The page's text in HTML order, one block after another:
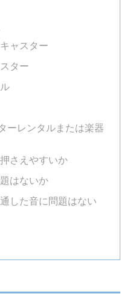
ャスター
ター
ーレンタルまたは楽器
さえやすいか
はないか
した音に問題はない